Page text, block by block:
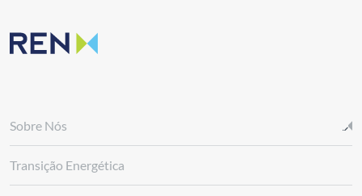
Sobre Nós
Transição Energética